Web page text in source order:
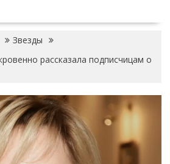
Звезды
рассказала подписчицам о